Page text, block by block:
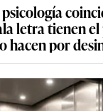
letra tienen
hacen por